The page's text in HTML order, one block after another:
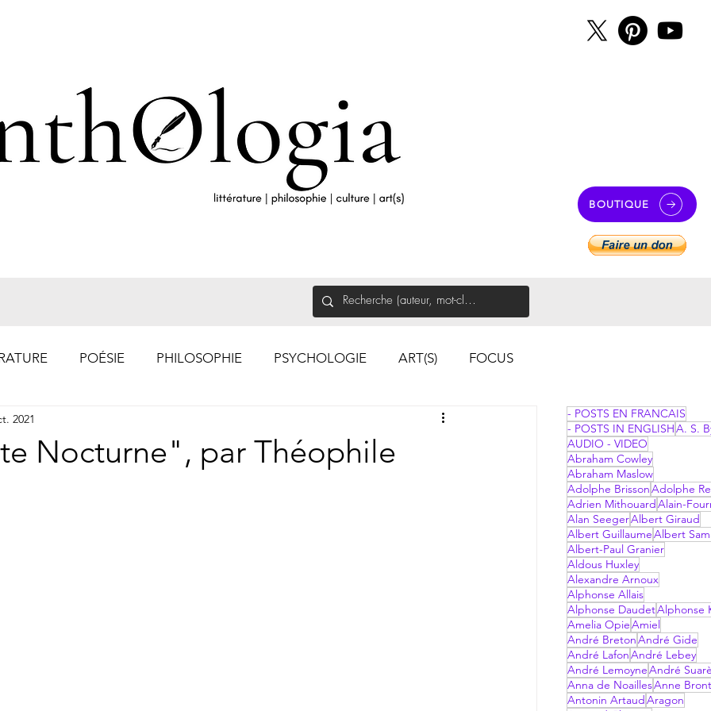
BOUTIQUE
POÉSIE PHILOSOPHIE PSYCHOLOGIE ART(S) FOCUS
Nocturne", par Théophile
2021
- POSTS EN FRANCAIS
- POSTS IN ENGLISHA. S.
AUDIO - VIDEO
Abraham Cowley
Abraham Maslow
Adolphe BrissonAdolphe
Adrien Mithouard Alain-
Alan SeegerAlbert Giraud
Albert GuillaumeAlbert
Albert-Paul Granier
Aldous Huxley
Alexandre Arnoux
Alphonse Allais
Alphonse DaudetAlphonse
Amelia OpieAmiel
André BretonAndré Gide
André LafonAndré Lebey
André LemoyneAndré
Anna de NoaillesAnne
Antonin Artaud Aragon